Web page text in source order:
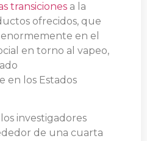
transiciones a la
ofrecidos, que
en el
en torno al vapeo,
en los Estados
investigadores
de una cuarta